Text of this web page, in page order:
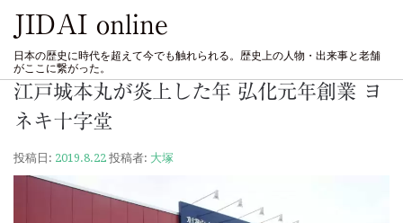
JIDAI online
日本の歴史に時代を超えて今でも触れられる。歴史上の人物・出来事と老舗
がここに繋がった。
江戸城本丸が炎上した年 弘化元年創業 ヨ
ネキ十字堂
投稿日: 2019.8.22 投稿者: 大塚